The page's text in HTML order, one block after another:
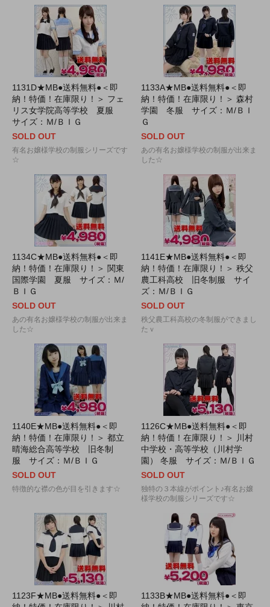
1131D★MB●送料無料●＜即
納！特価！在庫限り！＞ フェ
リス女学院高等学校 夏服
サイズ：Ｍ/ＢＩＧ
SOLD OUT
有名お嬢様学校の制服シリーズです
☆
1133A★MB●送料無料●＜即
納！特価！在庫限り！＞ 森村
学園 冬服 サイズ：Ｍ/ＢＩ
Ｇ
SOLD OUT
あの有名お嬢様学校の制服が出来ま
した☆
1134C★MB●送料無料●＜即
納！特価！在庫限り！＞ 関東
国際学園 夏服 サイズ：Ｍ/
ＢＩＧ
SOLD OUT
あの有名お嬢様学校の制服が出来ま
した☆
1141E★MB●送料無料●＜即
納！特価！在庫限り！＞ 秩父
農工科高校 旧冬制服 サイ
ズ：Ｍ/ＢＩＧ
SOLD OUT
秩父農工科高校の冬制服ができまし
たｖ
1140E★MB●送料無料●＜即
納！特価！在庫限り！＞ 都立
晴海総合高等学校 旧冬制
服 サイズ：Ｍ/ＢＩＧ
SOLD OUT
特徴的な襟の色が目を引きます☆
1126C★MB●送料無料●＜即
納！特価！在庫限り！＞ 川村
中学校・高等学校（川村学
園） 冬服 サイズ：Ｍ/ＢＩＧ
SOLD OUT
独特の３本線がポイント♪有名お嬢
様学校の制服シリーズです☆
1123F★MB●送料無料●＜即
1133B★MB●送料無料●＜即